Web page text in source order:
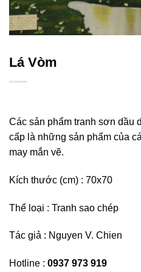
Lá Vòm
Các sản phẩm tranh sơn dầu
cấp là những sản phẩm của
may mắn vẽ.
Kích thước (cm) : 70x70
Thể loại : Tranh sao chép
Tác giả : Nguyen V. Chien
Hotline : 0937 973 919